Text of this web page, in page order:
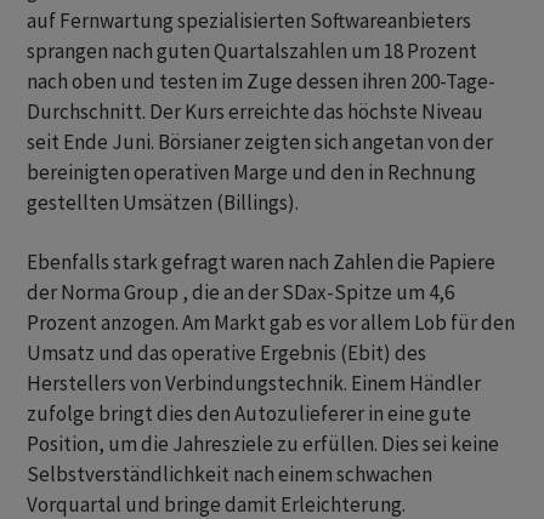
auf Fernwartung spezialisierten Softwareanbieters
sprangen nach guten Quartalszahlen um 18 Prozent
nach oben und testen im Zuge dessen ihren 200-Tage-
Durchschnitt. Der Kurs erreichte das höchste Niveau
seit Ende Juni. Börsianer zeigten sich angetan von der
bereinigten operativen Marge und den in Rechnung
gestellten Umsätzen (Billings).
Ebenfalls stark gefragt waren nach Zahlen die Papiere
der Norma Group , die an der SDax-Spitze um 4,6
Prozent anzogen. Am Markt gab es vor allem Lob für den
Umsatz und das operative Ergebnis (Ebit) des
Herstellers von Verbindungstechnik. Einem Händler
zufolge bringt dies den Autozulieferer in eine gute
Position, um die Jahresziele zu erfüllen. Dies sei keine
Selbstverständlichkeit nach einem schwachen
Vorquartal und bringe damit Erleichterung.